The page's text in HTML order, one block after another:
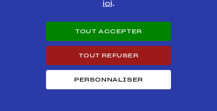
Course Cat.
GRAND PRIX DU
FRANCE
ici.
TOUT ACCEPTER
TOUT REFUSER
PERSONNALISER